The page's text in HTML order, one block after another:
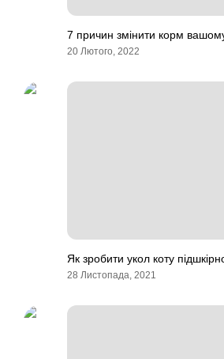
7 причин змінити корм
20 Лютого, 2022
Як зробити укол коту
28 Листопада, 2021